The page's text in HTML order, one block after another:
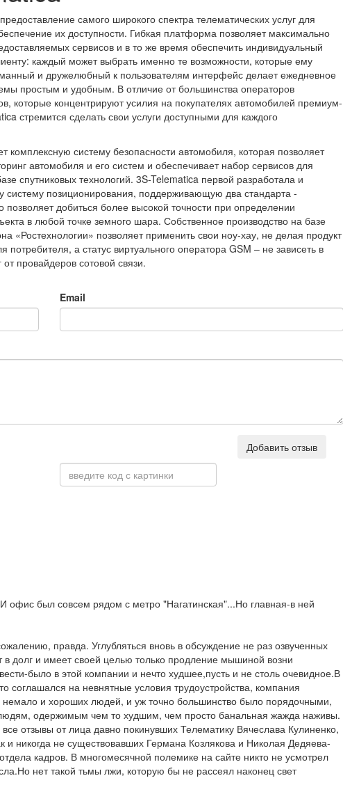
самого широкого спектра телематических услуг для
их доступности. Гибкая платформа позволяет максимально
сервисов и в то же время обеспечить индивидуальный
каждый может выбрать именно те возможности, которые ему
и дружелюбный к пользователям интерфейс делает ежедневное
простым и удобным. В отличие от большинства операторов
которые концентрируют усилия на покупателях автомобилей премиум-
стремится сделать свои услуги доступными для каждого
комплексную систему безопасности автомобиля, которая позволяет
автомобиля и его систем и обеспечивает набор сервисов для
спутниковых технологий. 3S-Telematica первой разработала и
систему позиционирования, поддерживающую два стандарта -
добиться более высокой точности при определении
в любой точке земного шара. Собственное производство на базе
«Ростехнологии» позволяет применить свои ноу-хау, не делая продукт
потребителя, а статус виртуального оператора GSM – не зависеть в
от провайдеров сотовой связи.
Email
Добавить отзыв
офис был совсем рядом с метро "Нагатинская"...Но главная-в ней
правда. Углубляться вновь в обсуждение не раз озвученных
долг и имеет своей целью только продление мышиной возни
было в этой компании и нечто худшее,пусть и не столь очевидное.В
соглашался на невнятные условия трудоустройства, компания
немало и хороших людей, и уж точно большинство было порядочными,
одержимым чем то худшим, чем просто банальная жажда наживы.
отзывы от лица давно покинувших Телематику Вячеслава Кулиненко,
никогда не существовавших Германа Козлякова и Николая Дедяева-
кадров. В многомесячной полемике на сайте никто не усмотрел
нет такой тьмы лжи, которую бы не рассеял наконец свет